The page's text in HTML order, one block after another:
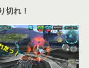
切れ！